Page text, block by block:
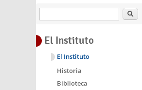
Buscar
El Instituto
El Instituto
Historia
Biblioteca